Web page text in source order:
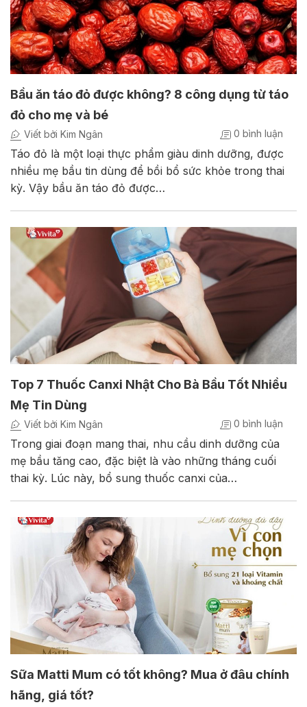
Bầu ăn táo đỏ được không? 8 công dụng từ táo
đỏ cho mẹ và bé
Viết bởi Kim Ngân 0 bình luận
Táo đỏ là một loại thực phẩm giàu dinh dưỡng, được
nhiều mẹ bầu tin dùng để bồi bổ sức khỏe trong thai
kỳ. Vậy bầu ăn táo đỏ được…
Top 7 Thuốc Canxi Nhật Cho Bà Bầu Tốt Nhiều
Mẹ Tin Dùng
Viết bởi Kim Ngân 0 bình luận
Trong giai đoạn mang thai, nhu cầu dinh dưỡng của
mẹ bầu tăng cao, đặc biệt là vào những tháng cuối
thai kỳ. Lúc này, bổ sung thuốc canxi của…
Sữa Matti Mum có tốt không? Mua ở đâu chính
hãng, giá tốt?